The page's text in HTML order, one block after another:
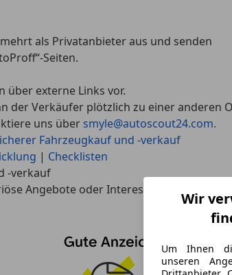
Wir
Um Ihnen
unseren
als Privatanbieter aus und senden
Seiten.
über externe Links vor.
der Verkäufer plötzlich zu einer anderen
uns über smyle@autoscout24.com.
Fahrzeugkauf und -verkauf
| Checklisten
-verkauf
Angebote oder Interessenten